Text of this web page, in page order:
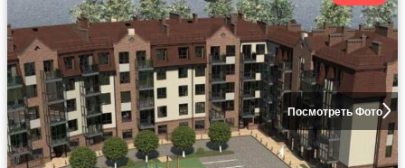
Посмотреть Фото